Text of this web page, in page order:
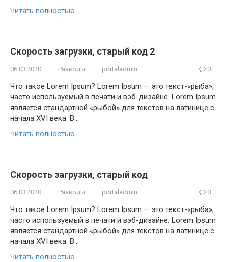
Читать полностью
Скорость загрузки, старый код 2
06.03.2020 Разводы portaladmin 0
Что такое Lorem Ipsum? Lorem Ipsum — это текст-«рыба»,
часто используемый в печати и вэб-дизайне. Lorem Ipsum
является стандартной «рыбой» для текстов на латинице с
начала XVI века. В…
Читать полностью
Скорость загрузки, старый код
06.03.2020 Разводы portaladmin 0
Что такое Lorem Ipsum? Lorem Ipsum — это текст-«рыба»,
часто используемый в печати и вэб-дизайне. Lorem Ipsum
является стандартной «рыбой» для текстов на латинице с
начала XVI века. В…
Читать полностью